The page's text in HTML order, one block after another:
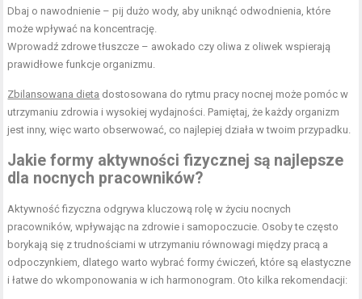
Dbaj o nawodnienie – pij dużo wody, aby uniknąć odwodnienia, które
może wpływać na koncentrację.
Wprowadź zdrowe tłuszcze – awokado czy oliwa z oliwek wspierają
prawidłowe funkcje organizmu.
Zbilansowana dieta dostosowana do rytmu pracy nocnej może pomóc w
utrzymaniu zdrowia i wysokiej wydajności. Pamiętaj, że każdy organizm
jest inny, więc warto obserwować, co najlepiej działa w twoim przypadku.
Jakie formy aktywności fizycznej są najlepsze
dla nocnych pracowników?
Aktywność fizyczna odgrywa kluczową rolę w życiu nocnych
pracowników, wpływając na zdrowie i samopoczucie. Osoby te często
borykają się z trudnościami w utrzymaniu równowagi między pracą a
odpoczynkiem, dlatego warto wybrać formy ćwiczeń, które są elastyczne
i łatwe do wkomponowania w ich harmonogram. Oto kilka rekomendacji: